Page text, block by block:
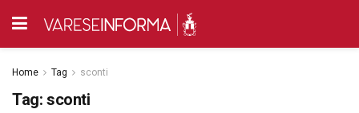
Home Tag sconti
Tag: sconti